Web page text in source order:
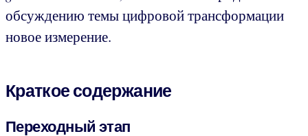
обсуждению темы цифровой трансформации
новое измерение.
Краткое содержание
Переходный этап